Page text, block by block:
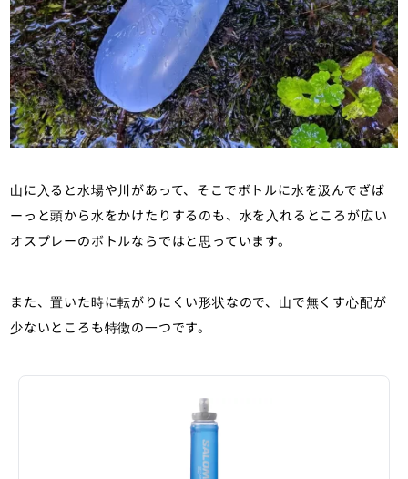
山に入ると水場や川があって、そこでボトルに水を汲んでざば
ーっと頭から水をかけたりするのも、水を入れるところが広い
オスプレーのボトルならではと思っています。
また、置いた時に転がりにくい形状なので、山で無くす心配が
少ないところも特徴の一つです。